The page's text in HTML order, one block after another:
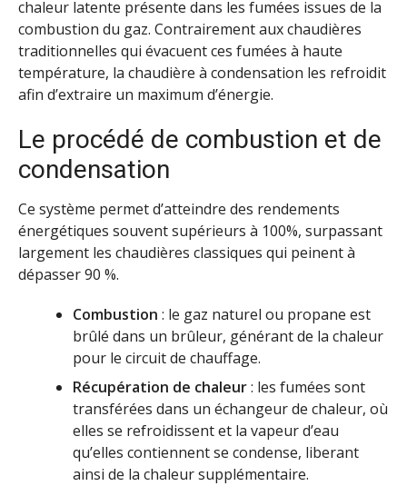
chaleur latente présente dans les fumées issues de la
combustion du gaz. Contrairement aux chaudières
traditionnelles qui évacuent ces fumées à haute
température, la chaudière à condensation les refroidit
afin d’extraire un maximum d’énergie.
Le procédé de combustion et de
condensation
Ce système permet d’atteindre des rendements
énergétiques souvent supérieurs à 100%, surpassant
largement les chaudières classiques qui peinent à
dépasser 90 %.
Combustion : le gaz naturel ou propane est
brûlé dans un brûleur, générant de la chaleur
pour le circuit de chauffage.
Récupération de chaleur: les fumées sont
transférées dans un échangeur de chaleur, où
elles se refroidissent et la vapeur d’eau
qu’elles contiennent se condense, liberant
ainsi de la chaleur supplémentaire.